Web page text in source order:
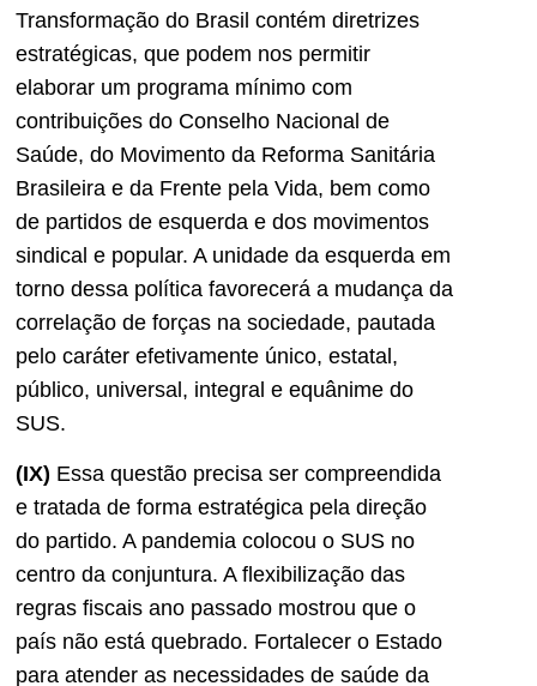
Transformação do Brasil contém diretrizes
estratégicas, que podem nos permitir
elaborar um programa mínimo com
contribuições do Conselho Nacional de
Saúde, do Movimento da Reforma Sanitária
Brasileira e da Frente pela Vida, bem como
de partidos de esquerda e dos movimentos
sindical e popular. A unidade da esquerda em
torno dessa política favorecerá a mudança da
correlação de forças na sociedade, pautada
pelo caráter efetivamente único, estatal,
público, universal, integral e equânime do
SUS.
(IX) Essa questão precisa ser compreendida
e tratada de forma estratégica pela direção
do partido. A pandemia colocou o SUS no
centro da conjuntura. A flexibilização das
regras fiscais ano passado mostrou que o
país não está quebrado. Fortalecer o Estado
para atender as necessidades de saúde da